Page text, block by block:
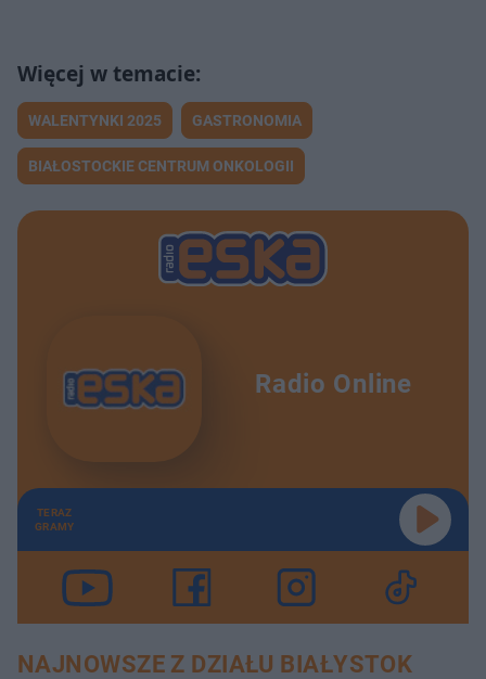
WALENTYNKI 2025 GASTRONOMIA
BIAŁOSTOCKIE CENTRUM ONKOLOGII
Radio Online
TERAZ
GRAMY
NAJNOWSZE Z DZIAŁU BIAŁYSTOK